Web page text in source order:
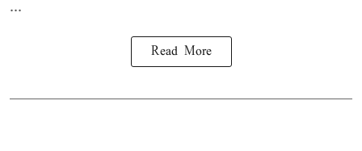
...
Read More